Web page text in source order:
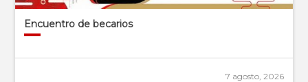
Encuentro de becarios
7 agosto, 2026